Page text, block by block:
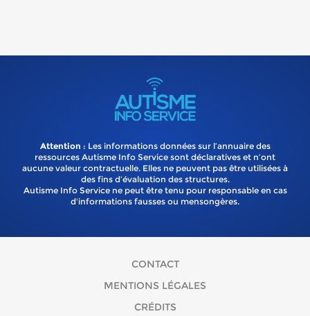
Attention : Les informations données sur l’annuaire des
ressources Autisme Info Service sont déclaratives et n’ont
aucune valeur contractuelle. Elles ne peuvent pas être utilisées à
des fins d’évaluation des structures.
Autisme Info Service ne peut être tenu pour responsable en cas
d'informations fausses ou mensongères.
CONTACT
MENTIONS LÉGALES
CRÉDITS